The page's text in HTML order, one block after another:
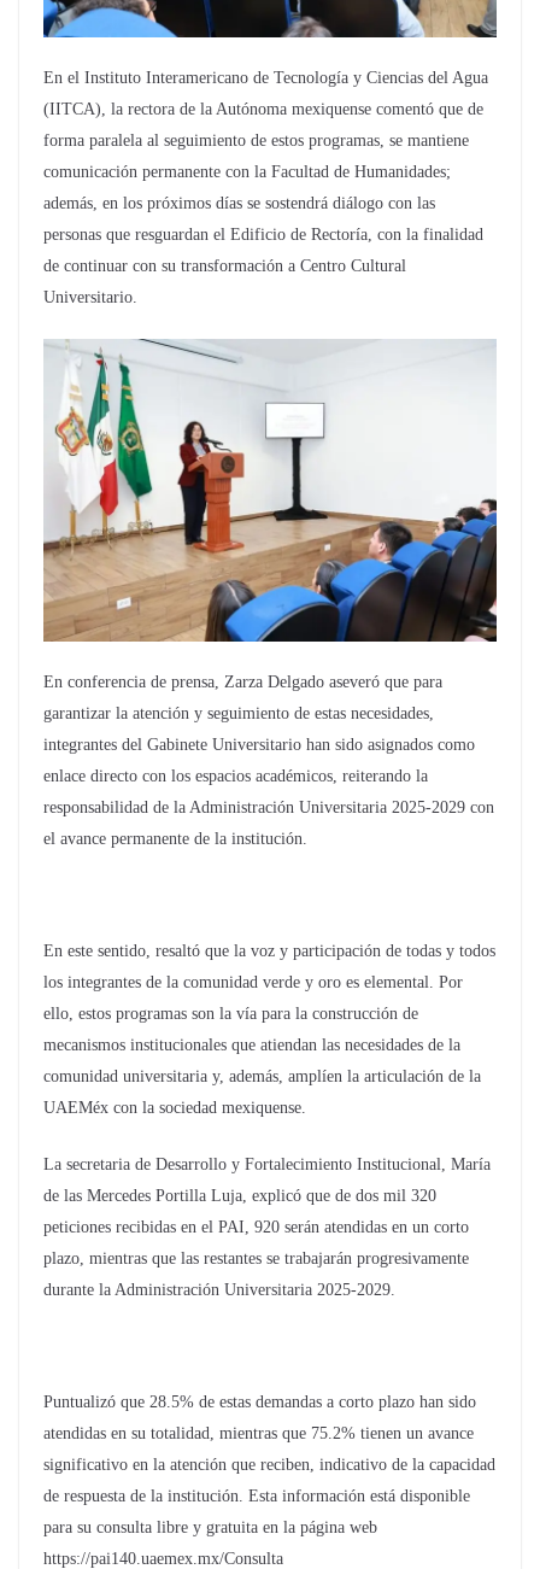
En el Instituto Interamericano de Tecnología y Ciencias del Agua
(IITCA), la rectora de la Autónoma mexiquense comentó que de
forma paralela al seguimiento de estos programas, se mantiene
comunicación permanente con la Facultad de Humanidades;
además, en los próximos días se sostendrá diálogo con las
personas que resguardan el Edificio de Rectoría, con la finalidad
de continuar con su transformación a Centro Cultural
Universitario.
En conferencia de prensa, Zarza Delgado aseveró que para
garantizar la atención y seguimiento de estas necesidades,
integrantes del Gabinete Universitario han sido asignados como
enlace directo con los espacios académicos, reiterando la
responsabilidad de la Administración Universitaria 2025-2029 con
el avance permanente de la institución.
En este sentido, resaltó que la voz y participación de todas y todos
los integrantes de la comunidad verde y oro es elemental. Por
ello, estos programas son la vía para la construcción de
mecanismos institucionales que atiendan las necesidades de la
comunidad universitaria y, además, amplíen la articulación de la
UAEMéx con la sociedad mexiquense.
La secretaria de Desarrollo y Fortalecimiento Institucional, María
de las Mercedes Portilla Luja, explicó que de dos mil 320
peticiones recibidas en el PAI, 920 serán atendidas en un corto
plazo, mientras que las restantes se trabajarán progresivamente
durante la Administración Universitaria 2025-2029.
Puntualizó que 28.5% de estas demandas a corto plazo han sido
atendidas en su totalidad, mientras que 75.2% tienen un avance
significativo en la atención que reciben, indicativo de la capacidad
de respuesta de la institución. Esta información está disponible
para su consulta libre y gratuita en la página web
https://pai140.uaemex.mx/Consulta